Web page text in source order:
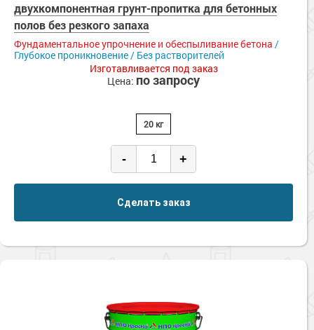
двухкомпонентная грунт-пропитка для бетонных
полов без резкого запаха
Фундаментальное упрочнение и обеспыливание бетона /
Глубокое проникновение / Без растворителей
Изготавливается под заказ
Цена: по запросу
20 кг
- +
Сделать заказ